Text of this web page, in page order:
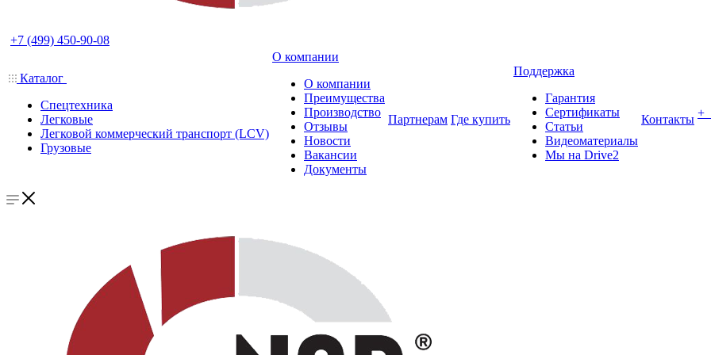
+7 (499) 450-90-08
Каталог
Спецтехника
Легковые
Легковой коммерческий транспорт (LCV)
Грузовые
О компании
О компании
Преимущества
Производство
Отзывы
Новости
Вакансии
Документы
Партнерам Где купить
Поддержка
Гарантия
Сертификаты
Статьи
Видеоматериалы
Мы на Drive2
Контакты +